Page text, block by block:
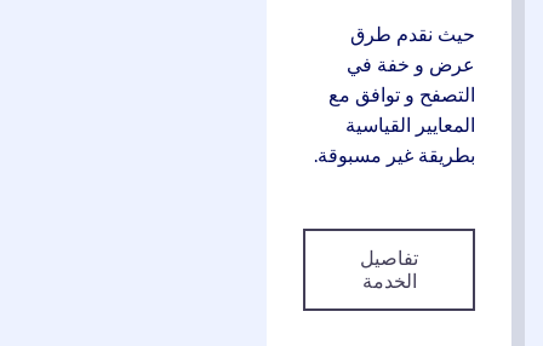
حيث نقدم طرق
عرض و خفة في
التصفح و توافق مع
المعايير القياسية
بطريقة غير مسبوقة.
تفاصيل
الخدمة